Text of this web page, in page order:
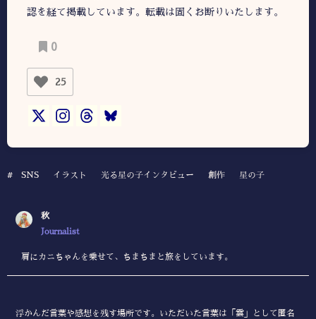
認を経て掲載しています。転載は固くお断りいたします。
0
25
# SNS イラスト 光る星の子インタビュー 創作 星の子
秋
Journalist
肩にカニちゃんを乗せて、ちまちまと旅をしています。
浮かんだ言葉や感想を残す場所です。いただいた言葉は「雲」として匿名